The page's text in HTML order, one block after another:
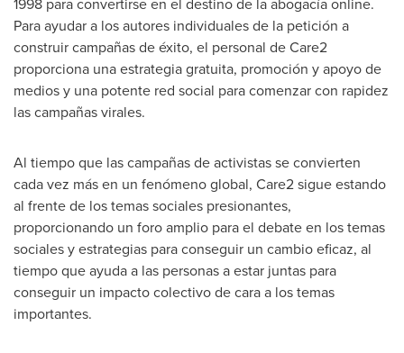
Para ayudar a los autores individuales de la petición a
construir campañas de éxito, el personal de Care2
proporciona una estrategia gratuita, promoción y apoyo de
medios y una potente red social para comenzar con rapidez
las campañas virales.
Al tiempo que las campañas de activistas se convierten
cada vez más en un fenómeno global, Care2 sigue estando
al frente de los temas sociales presionantes,
proporcionando un foro amplio para el debate en los temas
sociales y estrategias para conseguir un cambio eficaz, al
tiempo que ayuda a las personas a estar juntas para
conseguir un impacto colectivo de cara a los temas
importantes.